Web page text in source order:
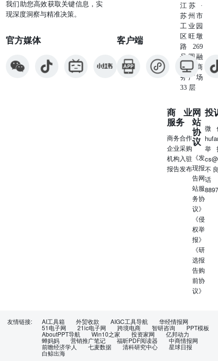
我们助您高效获取关键信息，实
现深度洞察与精准决策。
官方媒体 客户端
江苏 ·
苏州市
工业园
区旺墩
路269
号圆融
星座商
务广场
33 层
商业
服务
商务合作
企业采购
机构入驻
报告发布
网
站
协
议
《发
现报
告网
站服
务协
议》
《侵
权举
报》
《研
选报
告购
前协
议》
投
微
举
不
友情链接: AI工具箱 外贸收款 AIGC工具导航 华经情报网
51电子网 21ic电子网 跨境电商 智研咨询 PPT模板
AboutPPT导航 Win10之家 投资家网 亿邦动力
蝉妈妈 营销推广笔记 福昕PDF阅读器 中商情报网
前瞻经济学人 七麦数据 清科研究中心 星球日报
白鲸出海